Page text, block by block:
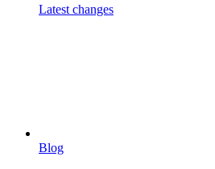
Latest changes
Blog